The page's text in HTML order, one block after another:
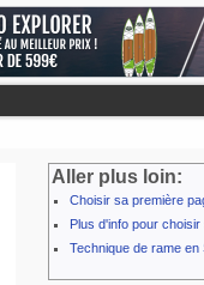
Aller plus loin:
Choisir sa première
Plus d'info pour choisir
Technique de rame en